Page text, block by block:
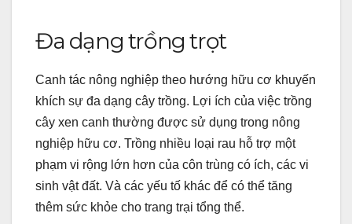
Đa dạng trồng trọt
Canh tác nông nghiệp theo hướng hữu cơ khuyến
khích sự đa dạng cây trồng. Lợi ích của việc trồng
cây xen canh thường được sử dụng trong nông
nghiệp hữu cơ. Trồng nhiều loại rau hỗ trợ một
phạm vi rộng lớn hơn của côn trùng có ích, các vi
sinh vật đất. Và các yếu tố khác để có thể tăng
thêm sức khỏe cho trang trại tổng thể.